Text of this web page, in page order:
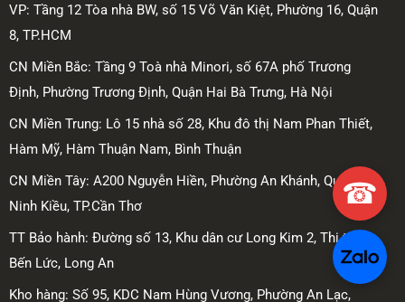
VP: Tầng 12 Tòa nhà BW, số 15 Võ Văn Kiệt, Phường 16, Quận
8, TP.HCM
CN Miền Bắc: Tầng 9 Toà nhà Minori, số 67A phố Trương
Định, Phường Trương Định, Quận Hai Bà Trưng, Hà Nội
CN Miền Trung: Lô 15 nhà số 28, Khu đô thị Nam Phan Thiết,
Hàm Mỹ, Hàm Thuận Nam, Bình Thuận
CN Miền Tây: A200 Nguyễn Hiền, Phường An Khánh, Quận
Ninh Kiều, TP.Cần Thơ
TT Bảo hành: Đường số 13, Khu dân cư Long Kim 2, Thị trấn
Bến Lức, Long An
Kho hàng: Số 95, KDC Nam Hùng Vương, Phường An Lạc,
☎